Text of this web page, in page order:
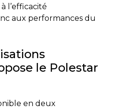
l’efficacité
aux performances du
le Polestar
en deux